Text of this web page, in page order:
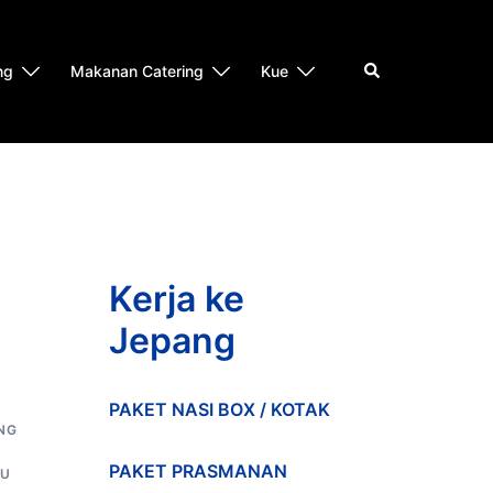
Makanan Catering Kue Search
Kerja ke
Jepang
PAKET NASI BOX / KOTAK
PAKET PRASMANAN